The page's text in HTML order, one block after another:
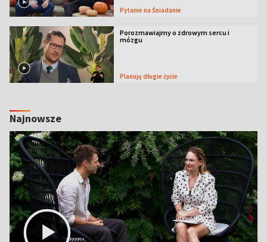
Pytanie na Śniadanie
Porozmawiajmy o zdrowym sercu i
mózgu
Planuję długie życie
Najnowsze